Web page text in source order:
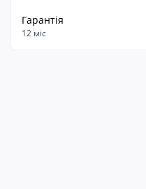
Гарантія
12 міс